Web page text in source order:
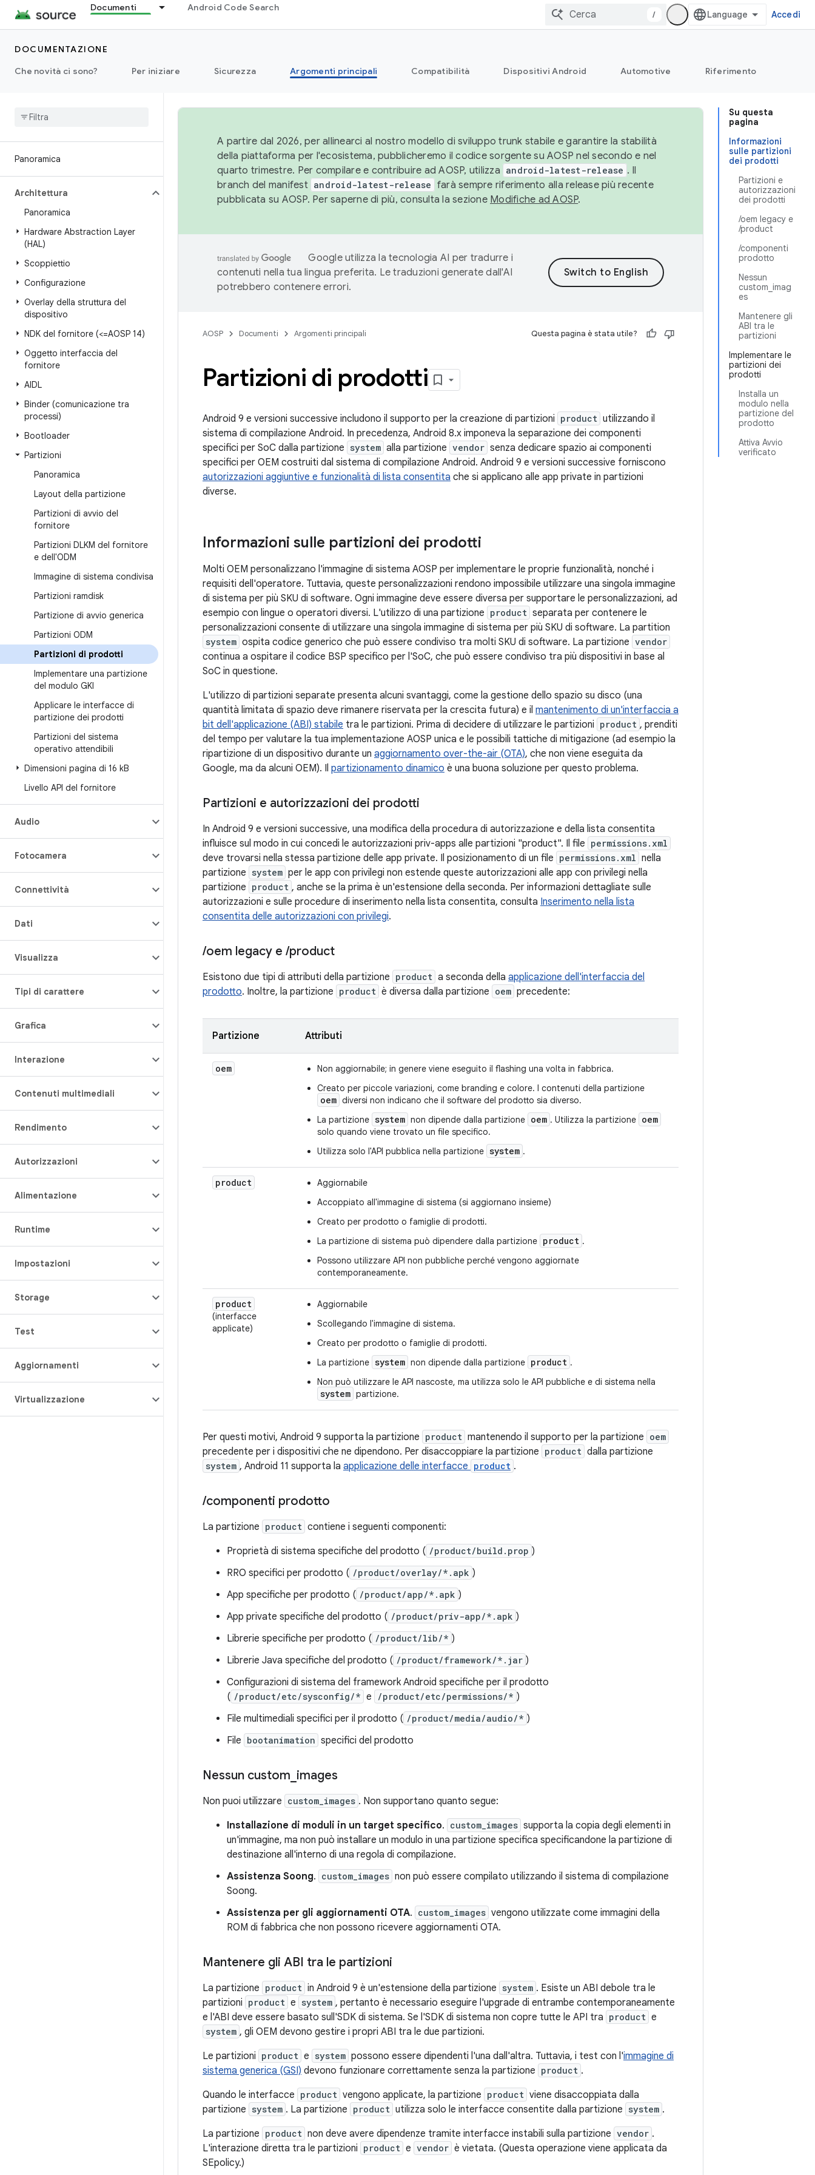
Documenti Android Code Search
/ Accedi
DOCUMENTAZIONE
Che novità ci sono?
Per iniziare Sicurezza Argomenti principali Compatibilità Dispositivi Android Automotive Riferimento
Panoramica
Architettura
Panoramica
Hardware Abstraction Layer
(HAL)
Scoppiettio
Configurazione
Overlay della struttura del
dispositivo
NDK del fornitore (<=AOSP 14)
Oggetto interfaccia del
fornitore
AIDL
Binder (comunicazione tra
processi)
Bootloader
Partizioni
Panoramica
Layout della partizione
Partizioni di avvio del
fornitore
Partizioni DLKM del fornitore
e dell'ODM
Immagine di sistema condivisa
Partizioni ramdisk
Partizione di avvio generica
Partizioni ODM
Partizioni di prodotti
Implementare una partizione
del modulo GKI
Applicare le interfacce di
partizione dei prodotti
Partizioni del sistema
operativo attendibili
Dimensioni pagina di 16 kB
Livello API del fornitore
Audio
Fotocamera
Connettività
Dati
Visualizza
Tipi di carattere
Grafica
Interazione
Contenuti multimediali
Rendimento
Autorizzazioni
Alimentazione
Runtime
Impostazioni
Storage
Test
Aggiornamenti
Virtualizzazione
Su questa
pagina
Informazioni
sulle partizioni
dei prodotti
Partizioni e
autorizzazioni
dei prodotti
/oem legacy e
/product
/componenti
prodotto
Nessun
custom_imag
es
Mantenere gli
ABI tra le
partizioni
Implementare le
partizioni dei
prodotti
Installa un
modulo nella
partizione del
prodotto
Attiva Avvio
verificato
A partire dal 2026, per allinearci al nostro modello di sviluppo trunk stabile e garantire la stabilità
della piattaforma per l'ecosistema, pubblicheremo il codice sorgente su AOSP nel secondo e nel
quarto trimestre. Per compilare e contribuire ad AOSP, utilizza android-latest-release . Il
branch del manifest android-latest-release farà sempre riferimento alla release più recente
pubblicata su AOSP. Per saperne di più, consulta la sezione Modifiche ad AOSP.
Google utilizza la tecnologia AI per tradurre i
contenuti nella tua lingua preferita. Le traduzioni generate dall'AI
potrebbero contenere errori.
AOSP Documenti Argomenti principali Questa pagina è stata utile?
Partizioni di prodotti
Android 9 e versioni successive includono il supporto per la creazione di partizioni product utilizzando il
sistema di compilazione Android. In precedenza, Android 8.x imponeva la separazione dei componenti
specifici per SoC dalla partizione system alla partizione vendor senza dedicare spazio ai componenti
specifici per OEM costruiti dal sistema di compilazione Android. Android 9 e versioni successive forniscono
autorizzazioni aggiuntive e funzionalità di lista consentita che si applicano alle app private in partizioni
diverse.
Informazioni sulle partizioni dei prodotti
Molti OEM personalizzano l'immagine di sistema AOSP per implementare le proprie funzionalità, nonché i
requisiti dell'operatore. Tuttavia, queste personalizzazioni rendono impossibile utilizzare una singola immagine
di sistema per più SKU di software. Ogni immagine deve essere diversa per supportare le personalizzazioni, ad
esempio con lingue o operatori diversi. L'utilizzo di una partizione product separata per contenere le
personalizzazioni consente di utilizzare una singola immagine di sistema per più SKU di software. La partition
system ospita codice generico che può essere condiviso tra molti SKU di software. La partizione vendor
continua a ospitare il codice BSP specifico per l'SoC, che può essere condiviso tra più dispositivi in base al
SoC in questione.
L'utilizzo di partizioni separate presenta alcuni svantaggi, come la gestione dello spazio su disco (una
quantità limitata di spazio deve rimanere riservata per la crescita futura) e il mantenimento di un'interfaccia a
bit dell'applicazione (ABI) stabile tra le partizioni. Prima di decidere di utilizzare le partizioni product , prenditi
del tempo per valutare la tua implementazione AOSP unica e le possibili tattiche di mitigazione (ad esempio la
ripartizione di un dispositivo durante un aggiornamento over-the-air (OTA), che non viene eseguita da
Google, ma da alcuni OEM). Il partizionamento dinamico è una buona soluzione per questo problema.
Partizioni e autorizzazioni dei prodotti
In Android 9 e versioni successive, una modifica della procedura di autorizzazione e della lista consentita
influisce sul modo in cui concedi le autorizzazioni priv-apps alle partizioni "product". Il file permissions.xml
deve trovarsi nella stessa partizione delle app private. Il posizionamento di un file permissions.xml nella
partizione system per le app con privilegi non estende queste autorizzazioni alle app con privilegi nella
partizione product , anche se la prima è un'estensione della seconda. Per informazioni dettagliate sulle
autorizzazioni e sulle procedure di inserimento nella lista consentita, consulta Inserimento nella lista
consentita delle autorizzazioni con privilegi.
/oem legacy e /product
Esistono due tipi di attributi della partizione product a seconda della applicazione dell'interfaccia del
prodotto. Inoltre, la partizione product è diversa dalla partizione oem precedente:
Partizione Attributi
oem
Non aggiornabile; in genere viene eseguito il flashing una volta in fabbrica.
Creato per piccole variazioni, come branding e colore. I contenuti della partizione
oem diversi non indicano che il software del prodotto sia diverso.
La partizione system non dipende dalla partizione oem . Utilizza la partizione oem
solo quando viene trovato un file specifico.
Utilizza solo l'API pubblica nella partizione system .
product
Aggiornabile
Accoppiato all'immagine di sistema (si aggiornano insieme)
Creato per prodotto o famiglie di prodotti.
La partizione di sistema può dipendere dalla partizione product .
Possono utilizzare API non pubbliche perché vengono aggiornate
contemporaneamente.
product
(interfacce
applicate)
Aggiornabile
Scollegando l'immagine di sistema.
Creato per prodotto o famiglie di prodotti.
La partizione system non dipende dalla partizione product .
Non può utilizzare le API nascoste, ma utilizza solo le API pubbliche e di sistema nella
system partizione.
Per questi motivi, Android 9 supporta la partizione product mantenendo il supporto per la partizione oem
precedente per i dispositivi che ne dipendono. Per disaccoppiare la partizione product dalla partizione
system , Android 11 supporta la applicazione delle interfacce product .
/componenti prodotto
La partizione product contiene i seguenti componenti:
Proprietà di sistema specifiche del prodotto ( /product/build.prop )
RRO specifici per prodotto ( /product/overlay/*.apk )
App specifiche per prodotto ( /product/app/*.apk )
App private specifiche del prodotto ( /product/priv-app/*.apk )
Librerie specifiche per prodotto ( /product/lib/* )
Librerie Java specifiche del prodotto ( /product/framework/*.jar )
Configurazioni di sistema del framework Android specifiche per il prodotto
( /product/etc/sysconfig/* e /product/etc/permissions/* )
File multimediali specifici per il prodotto ( /product/media/audio/* )
File bootanimation specifici del prodotto
Nessun custom images
Non puoi utilizzare custom_images . Non supportano quanto segue:
Installazione di moduli in un target specifico. custom_images supporta la copia degli elementi in
un'immagine, ma non può installare un modulo in una partizione specifica specificandone la partizione di
destinazione all'interno di una regola di compilazione.
Assistenza Soong. custom_images non può essere compilato utilizzando il sistema di compilazione
Soong.
Assistenza per gli aggiornamenti OTA. custom_images vengono utilizzate come immagini della
ROM di fabbrica che non possono ricevere aggiornamenti OTA.
Mantenere gli ABI tra le partizioni
La partizione product in Android 9 è un'estensione della partizione system . Esiste un ABI debole tra le
partizioni product e system , pertanto è necessario eseguire l'upgrade di entrambe contemporaneamente
e l'ABI deve essere basato sull'SDK di sistema. Se l'SDK di sistema non copre tutte le API tra product e
system , gli OEM devono gestire i propri ABI tra le due partizioni.
Le partizioni product e system possono essere dipendenti l'una dall'altra. Tuttavia, i test con l'immagine di
sistema generica (GSI) devono funzionare correttamente senza la partizione product .
Quando le interfacce product vengono applicate, la partizione product viene disaccoppiata dalla
partizione system . La partizione product utilizza solo le interfacce consentite dalla partizione system .
La partizione product non deve avere dipendenze tramite interfacce instabili sulla partizione vendor .
L'interazione diretta tra le partizioni product e vendor è vietata. (Questa operazione viene applicata da
SEpolicy.)